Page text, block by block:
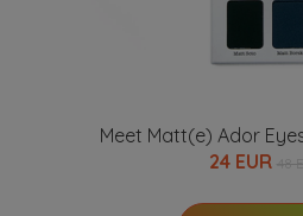
Meet Matt(e) Ador
24 EUR